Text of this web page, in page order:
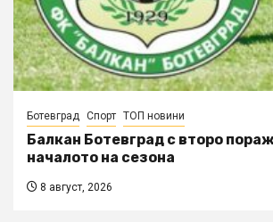
Ботевград Спорт ТОП новини
Балкан Ботевград с второ
началото на сезона
8 август, 2026